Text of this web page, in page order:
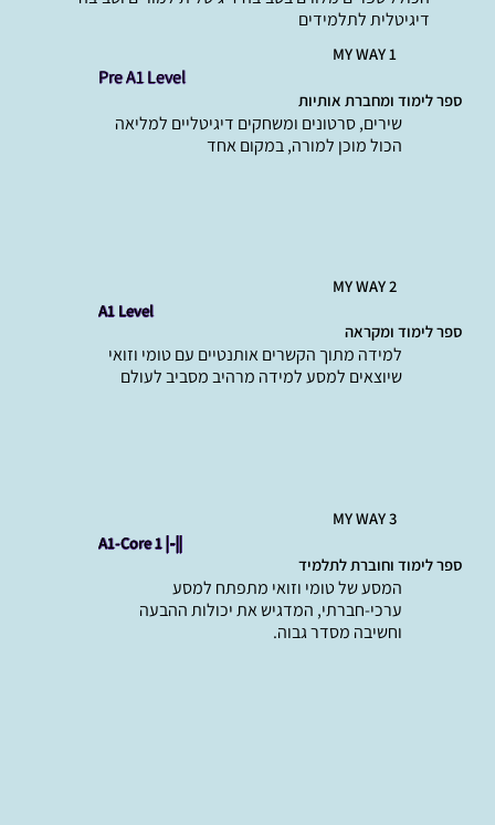
דיגיטלית לתלמידים
MY WAY 1
Pre A1 Level
ספר לימוד ומחברת אותיות
שירים, סרטונים ומשחקים דיגיטליים למליאה
הכול מוכן למורה, במקום אחד
MY WAY 2
A1 Level
ספר לימוד ומקראה
למידה מתוך הקשרים אותנטיים עם טומי וזואי
שיוצאים למסע למידה מרהיב מסביב לעולם
MY WAY 3
A1-Core 1|-||
ספר לימוד וחוברת לתלמיד
המסע של טומי וזואי מתפתח למסע
ערכי-חברתי, המדגיש את יכולות ההבעה
וחשיבה מסדר גבוה.